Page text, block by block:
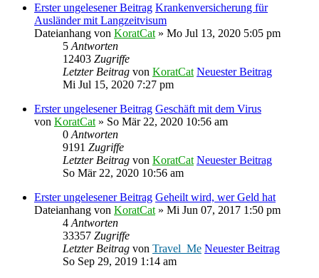
Erster ungelesener Beitrag Krankenversicherung für
Ausländer mit Langzeitvisum
Dateianhang von KoratCat » Mo Jul 13, 2020 5:05 pm
5 Antworten
12403 Zugriffe
Letzter Beitrag von KoratCat Neuester Beitrag
Mi Jul 15, 2020 7:27 pm
Erster ungelesener Beitrag Geschäft mit dem Virus
von KoratCat » So Mär 22, 2020 10:56 am
0 Antworten
9191 Zugriffe
Letzter Beitrag von KoratCat Neuester Beitrag
So Mär 22, 2020 10:56 am
Erster ungelesener Beitrag Geheilt wird, wer Geld hat
Dateianhang von KoratCat » Mi Jun 07, 2017 1:50 pm
4 Antworten
33357 Zugriffe
Letzter Beitrag von Travel_Me Neuester Beitrag
So Sep 29, 2019 1:14 am